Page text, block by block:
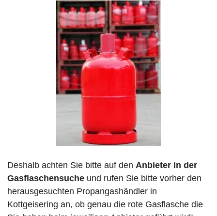
Deshalb achten Sie bitte auf den Anbieter in der
Gasflaschensuche und rufen Sie bitte vorher den
herausgesuchten Propangashändler in
Kottgeisering an, ob genau die rote Gasflasche die